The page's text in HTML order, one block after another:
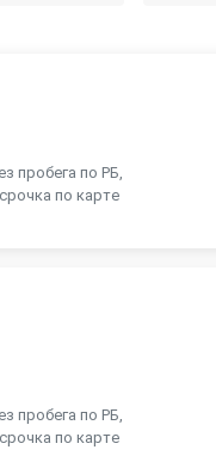
пробега по РБ,
по карте
пробега по РБ,
по карте